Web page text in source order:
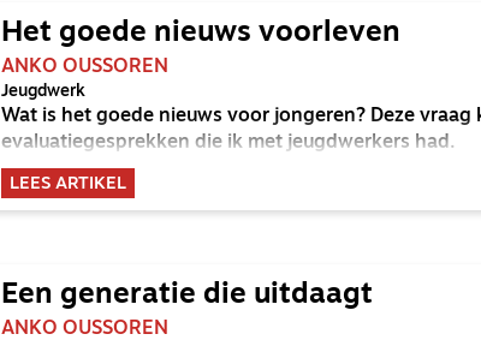
Het goede nieuws voorleven
ANKO OUSSOREN
Jeugdwerk
Wat is het goede nieuws voor jongeren? Deze vraag
evaluatiegesprekken die ik met jeugdwerkers had.
LEES ARTIKEL
Een generatie die uitdaagt
ANKO OUSSOREN